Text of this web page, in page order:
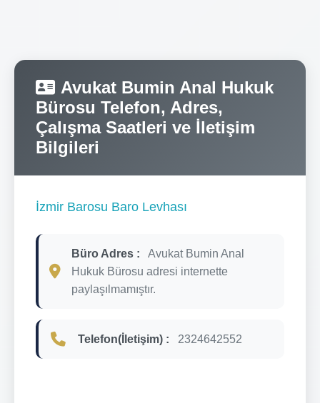
Avukat Bumin Anal Hukuk
Bürosu Telefon, Adres,
Çalışma Saatleri ve İletişim
Bilgileri
İzmir Barosu Baro Levhası
Büro Adres :
Avukat Bumin Anal
Hukuk Bürosu adresi internette
paylaşılmamıştır.
Telefon(İletişim) : 2324642552